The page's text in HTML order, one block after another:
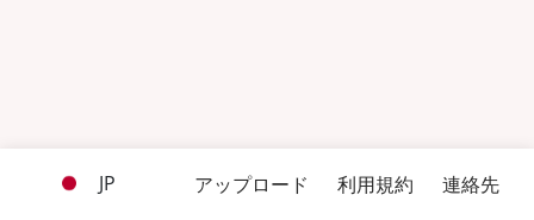
JP アップロード 利用規約 連絡先